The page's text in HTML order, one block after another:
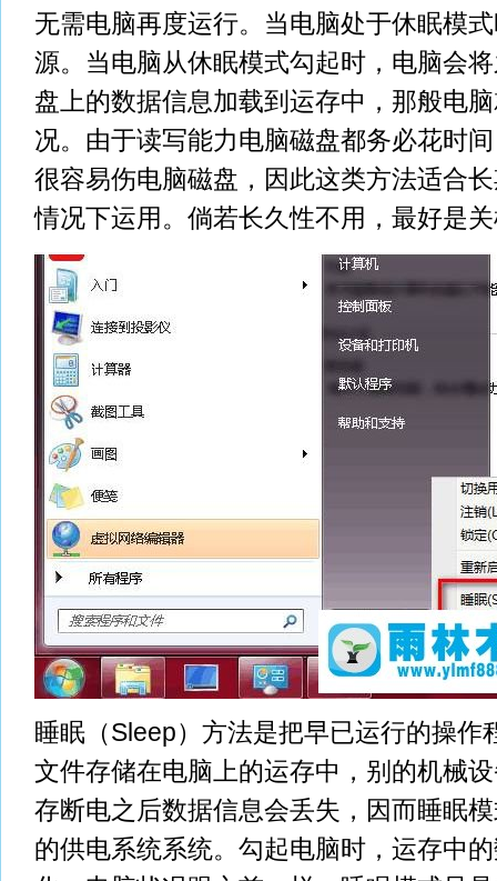
无需电脑再度运行。当电脑处于休眠模
源。当电脑从休眠模式勾起时，电脑会
盘上的数据信息加载到运存中，那般电
况。由于读写能力电脑磁盘都务必花时
很容易伤电脑磁盘，因此这类方法适合
情况下运用。倘若长久性不用，最好是
睡眠（Sleep）方法是把早已运行的操作
文件存储在电脑上的运存中，别的机械
存断电之后数据信息会丢失，因而睡眠
的供电系统系统。勾起电脑时，运存中